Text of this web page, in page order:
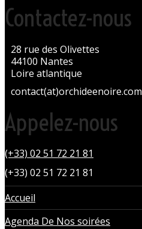
Contactez-nous
28 rue des Olivettes
44100 Nantes
Loire atlantique
contact(at)orchideenoire.com
Appelez-nous
(+33) 02 51 72 21 81
(+33) 02 51 72 21 81
Accueil
Agenda De Nos soirées